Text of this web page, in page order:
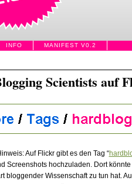
INFO MANIFEST V0.2
Scientists auf
Auf Flickr gibt es den Tag “
Screenshots hochzuladen. Dort
bloggender Wissenschaft zu tun hat.